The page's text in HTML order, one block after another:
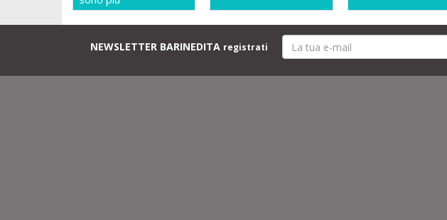
NEWSLETTER BARINEDITA registrati